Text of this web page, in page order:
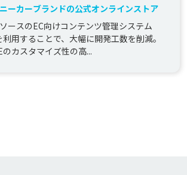
ーカーブランドの公式オンラインストア
ースのEC向けコンテンツ管理システム
利用することで、大幅に開発工数を削減。
カスタマイズ性の高...